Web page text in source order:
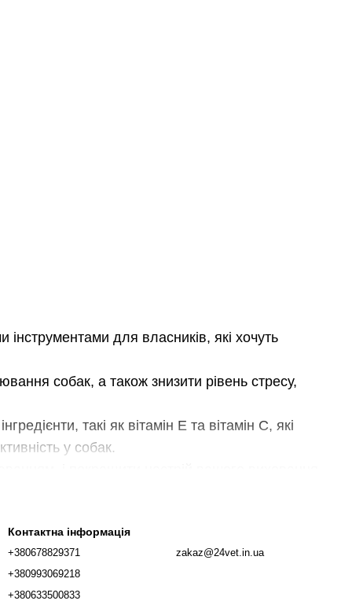
для власників, які хочуть
собак, а також знизити рівень стресу,
такі як вітамін Е та вітамін С, які
у собак.
ціни.
для кожного власника, особливо
бути впевнені, що робите все можливе для
Контактна інформація
+380678829371
+380993069218
+380633500833
zakaz@24vet.in.ua